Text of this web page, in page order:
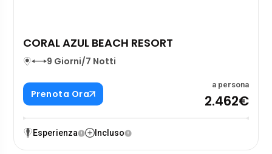
CORAL AZUL BEACH RESORT
9 Giorni/7 Notti
Prenota Ora
a persona
2.462€
Esperienza Incluso